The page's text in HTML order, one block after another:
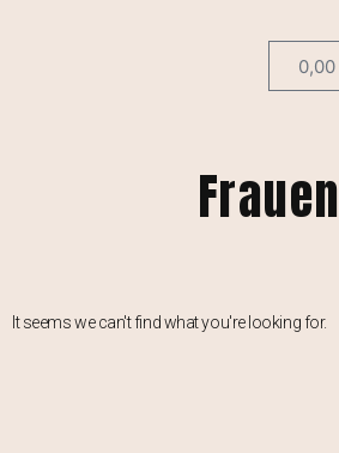
0,00
Frauen
It seems we can't find what you're looking for.